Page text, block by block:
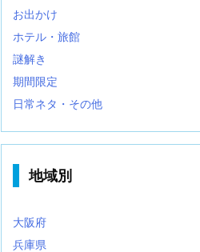
お出かけ
ホテル・旅館
謎解き
期間限定
日常ネタ・その他
地域別
大阪府
兵庫県